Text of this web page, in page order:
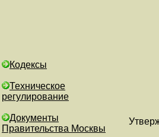
Кодексы
Техническое
регулирование
Документы
Правительства Москвы